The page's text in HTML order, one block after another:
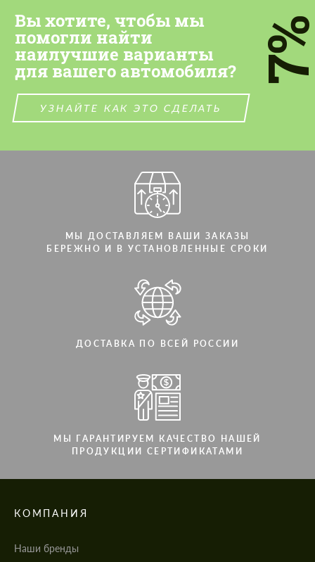
Вы хотите, чтобы мы
помогли найти
наилучшие варианты
для вашего автомобиля?
УЗНАЙТЕ КАК ЭТО СДЕЛАТЬ
МЫ ДОСТАВЛЯЕМ ВАШИ ЗАКАЗЫ
БЕРЕЖНО И В УСТАНОВЛЕННЫЕ СРОКИ
ДОСТАВКА ПО ВСЕЙ РОССИИ
МЫ ГАРАНТИРУЕМ КАЧЕСТВО НАШЕЙ
ПРОДУКЦИИ СЕРТИФИКАТАМИ
КОМПАНИЯ
Наши бренды
персональных данных
СВЯЖИТЕСЬ СО МНОЙ
Мы говорим на вашем языке
персональных данных
СВЯЖИТЕСЬ СО МНОЙ
Мы говорим на вашем языке